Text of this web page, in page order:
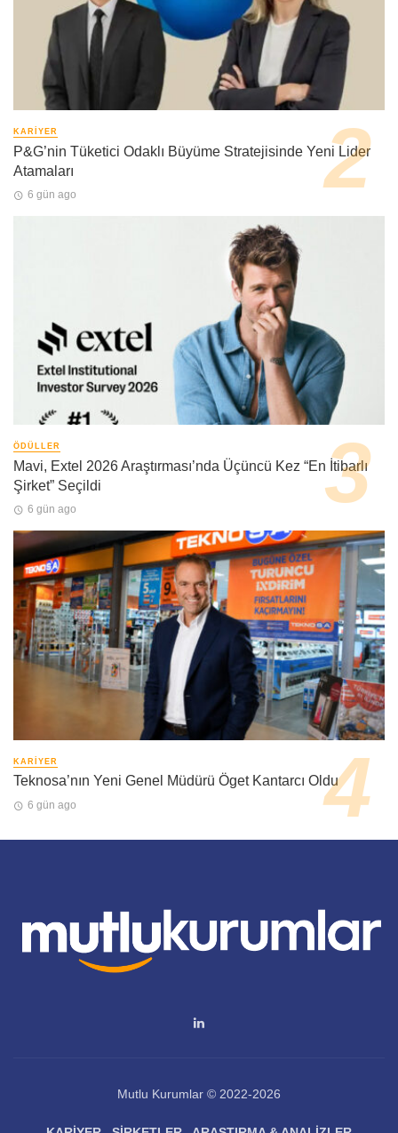
KARIYER
P&G’nin Tüketici Odaklı Büyüme Stratejisinde Yeni Lider
Atamaları
6 gün ago
ÖDÜLLER
Mavi, Extel 2026 Araştırması’nda Üçüncü Kez “En İtibarlı
Şirket” Seçildi
6 gün ago
KARIYER
Teknosa’nın Yeni Genel Müdürü Öget Kantarcı Oldu
6 gün ago
Mutlu Kurumlar © 2022-2026